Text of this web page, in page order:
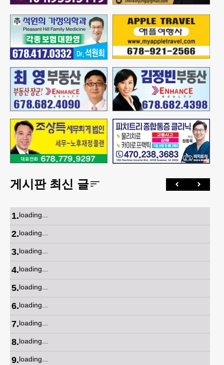
게시판 최신 글
1.loading...
2.loading...
3.loading...
4.loading...
5.loading...
6.loading...
7.loading...
8.loading...
9.loading...